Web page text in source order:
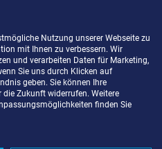
BAD HERRENALB
Nutzung unserer Webseite zu
mit Ihnen zu verbessern. Wir
und verarbeiten Daten für Marketing,
Sie uns durch Klicken auf
geben. Sie können Ihre
Zukunft widerrufen. Weitere
finden Sie